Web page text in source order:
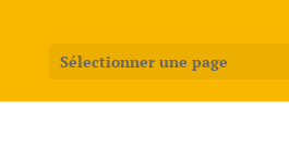
Sélectionner une page